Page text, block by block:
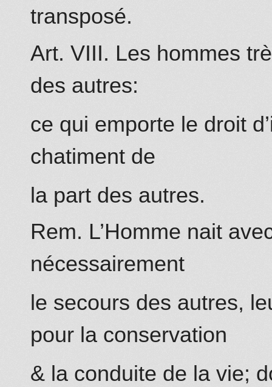
transposé.
Art. VIII. Les hommes
des autres:
ce qui emporte le droit
chatiment de
la part des autres.
Rem. L’Homme nait
nécessairement
le secours des autres,
pour la conservation
& la conduite de la vie;